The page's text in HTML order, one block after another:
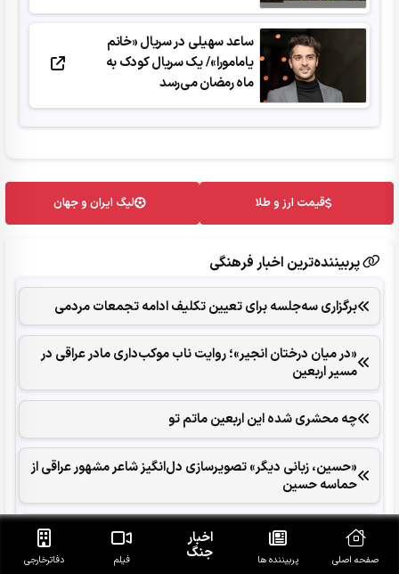
ساعد سهیلی در سریال «خانم
یامامورا»/ یک سریال کودک به
ماه رمضان می‌رسد
قیمت ارز و طلا لیگ ایران و جهان
پربیننده‌ترین اخبار فرهنگی
برگزاری سه‌جلسه برای تعیین تکلیف ادامه تجمعات مردمی
«در میان درختان انجیر»؛ روایت ناب موکب‌داری مادر عراقی در
مسیر اربعین
چه محشری شده این اربعین ماتم تو
«حسین، زبانی دیگر» تصویرسازی دل‌انگیز شاعر مشهور عراقی از
حماسه حسین
آخرین خبر از ساخت سریال «پایتخت 8»/ "سلمان فارسی"
امسال می‌رسد
صفحه اصلی پربیننده ها
اخبار
جنگ فیلم دفاتر‌خارجی